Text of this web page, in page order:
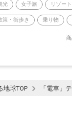
光 女子旅 リゾート
策・街歩き 乗り物
地球TOP 「電車」